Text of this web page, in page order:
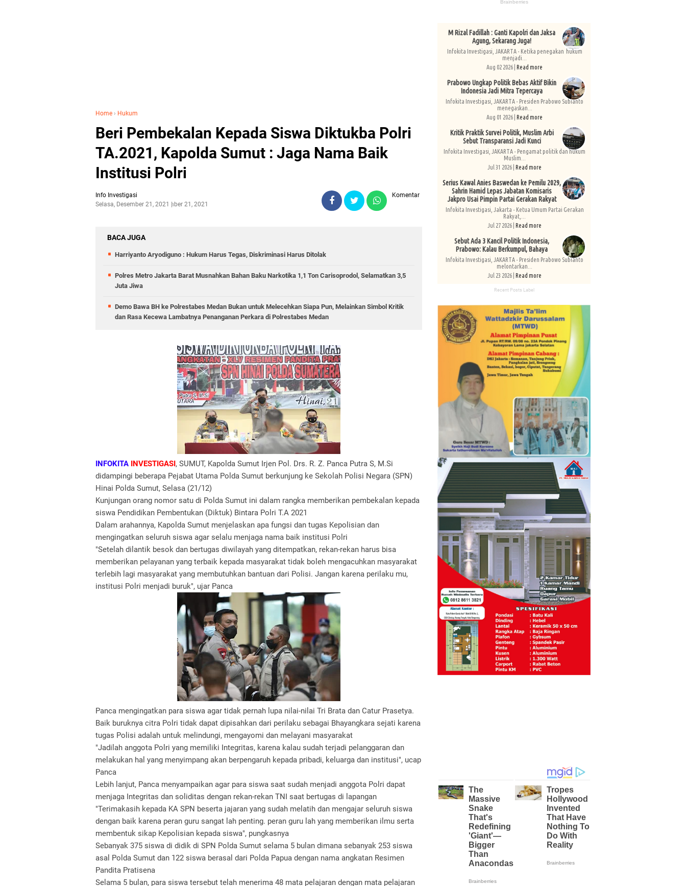
Home › Hukum
Beri Pembekalan Kepada Siswa Diktukba Polri
TA.2021, Kapolda Sumut : Jaga Nama Baik
Institusi Polri
Info Investigasi
Selasa, Desember 21, 2021Desember 21, 2021
Komentar
BACA JUGA
Harriyanto Aryodiguno : Hukum Harus Tegas, Diskriminasi Harus Ditolak
Polres Metro Jakarta Barat Musnahkan Bahan Baku Narkotika 1,1 Ton Carisoprodol, Selamatkan 3,5
Juta Jiwa
Demo Bawa BH ke Polrestabes Medan Bukan untuk Melecehkan Siapa Pun, Melainkan Simbol Kritik
dan Rasa Kecewa Lambatnya Penanganan Perkara di Polrestabes Medan
INFOKITA INVESTIGASI, SUMUT, Kapolda Sumut Irjen Pol. Drs. R. Z. Panca Putra S, M.Si
didampingi beberapa Pejabat Utama Polda Sumut berkunjung ke Sekolah Polisi Negara (SPN)
Hinai Polda Sumut, Selasa (21/12)
Kunjungan orang nomor satu di Polda Sumut ini dalam rangka memberikan pembekalan kepada
siswa Pendidikan Pembentukan (Diktuk) Bintara Polri T.A 2021
Dalam arahannya, Kapolda Sumut menjelaskan apa fungsi dan tugas Kepolisian dan
mengingatkan seluruh siswa agar selalu menjaga nama baik institusi Polri
"Setelah dilantik besok dan bertugas diwilayah yang ditempatkan, rekan-rekan harus bisa
memberikan pelayanan yang terbaik kepada masyarakat tidak boleh mengacuhkan masyarakat
terlebih lagi masyarakat yang membutuhkan bantuan dari Polisi. Jangan karena perilaku mu,
institusi Polri menjadi buruk", ujar Panca
Panca mengingatkan para siswa agar tidak pernah lupa nilai-nilai Tri Brata dan Catur Prasetya.
Baik buruknya citra Polri tidak dapat dipisahkan dari perilaku sebagai Bhayangkara sejati karena
tugas Polisi adalah untuk melindungi, mengayomi dan melayani masyarakat
"Jadilah anggota Polri yang memiliki Integritas, karena kalau sudah terjadi pelanggaran dan
melakukan hal yang menyimpang akan berpengaruh kepada pribadi, keluarga dan institusi", ucap
Panca
Lebih lanjut, Panca menyampaikan agar para siswa saat sudah menjadi anggota Polri dapat
menjaga Integritas dan soliditas dengan rekan-rekan TNI saat bertugas di lapangan
"Terimakasih kepada KA SPN beserta jajaran yang sudah melatih dan mengajar seluruh siswa
dengan baik karena peran guru sangat lah penting. peran guru lah yang memberikan ilmu serta
membentuk sikap Kepolisian kepada siswa", pungkasnya
Sebanyak 375 siswa di didik di SPN Polda Sumut selama 5 bulan dimana sebanyak 253 siswa
asal Polda Sumut dan 122 siswa berasal dari Polda Papua dengan nama angkatan Resimen
Pandita Pratisena
Selama 5 bulan, para siswa tersebut telah menerima 48 mata pelajaran dengan mata pelajaran
M Rizal Fadillah : Ganti Kapolri dan Jaksa
Agung, Sekarang Juga!
Infokita Investigasi, JAKARTA - Ketika penegakan hukum
menjadi...
Aug 02 2026 | Read more
Prabowo Ungkap Politik Bebas Aktif Bikin
Indonesia Jadi Mitra Tepercaya
Infokita Investigasi, JAKARTA - Presiden Prabowo Subianto
menegaskan...
Aug 01 2026 | Read more
Kritik Praktik Survei Politik, Muslim Arbi
Sebut Transparansi Jadi Kunci
Infokita Investigasi, JAKARTA - Pengamat politik dan hukum
Muslim...
Jul 31 2026 | Read more
Serius Kawal Anies Baswedan ke Pemilu 2029,
Sahrin Hamid Lepas Jabatan Komisaris
Jakpro Usai Pimpin Partai Gerakan Rakyat
Infokita Investigasi, Jakarta - Ketua Umum Partai Gerakan
Rakyat,...
Jul 27 2026 | Read more
Sebut Ada 3 Kancil Politik Indonesia,
Prabowo: Kalau Berkumpul, Bahaya
Infokita Investigasi, JAKARTA - Presiden Prabowo Subianto
melontarkan...
Jul 23 2026 | Read more
Recent Posts Label